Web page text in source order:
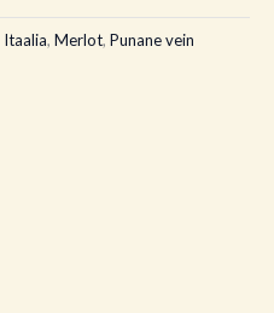
Itaalia, Merlot, Punane vein